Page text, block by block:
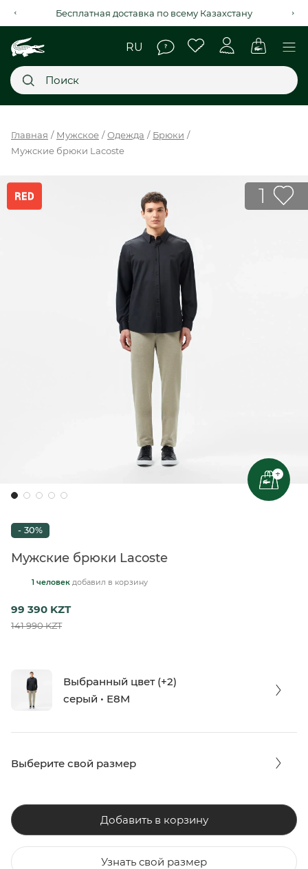
Рассрочка на 4 месяца через Kaspi Red+
НОВИНКИ
SALE
МЫ LACOSTE
Главная Мужское Одежда
Брюки
Мужские брюки Lacoste
1
+
- 30%
Мужские брюки Lacoste
1 человек добавил в корзину
99 390 KZT
141 990 KZT
Выбранный цвет (+2)
серый • E8M
Выберите свой размер
Добавить в корзину
Узнать свой размер